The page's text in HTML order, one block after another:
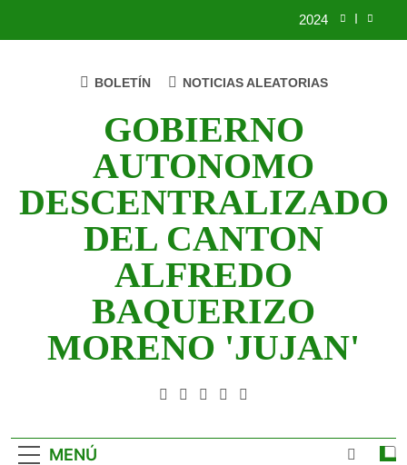
2024
2025
2024
QUERIDO JUJAN
GOBIERNO
AUTONOMO
DESCENTRALIZADO
DEL CANTON
ALFREDO
BAQUERIZO
MORENO 'JUJAN'
BOLETÍN NOTICIAS ALEATORIAS
MENÚ